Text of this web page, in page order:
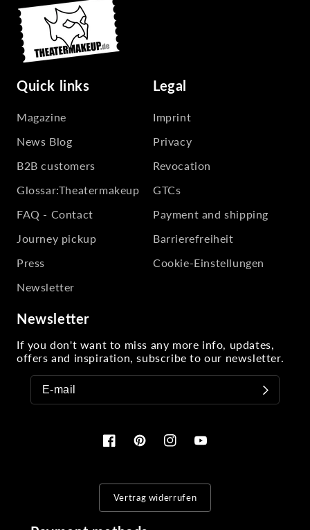
Quick links
Magazine
News Blog
B2B customers
Glossar:Theatermakeup
FAQ - Contact
Journey pickup
Press
Newsletter
Legal
Imprint
Privacy
Revocation
GTCs
Payment and shipping
Barrierefreiheit
Cookie-Einstellungen
Newsletter
If you don't want to miss any more info, updates,
offers and inspiration, subscribe to our newsletter.
FacebookPinterestInstagramYouTube
Vertrag widerrufen